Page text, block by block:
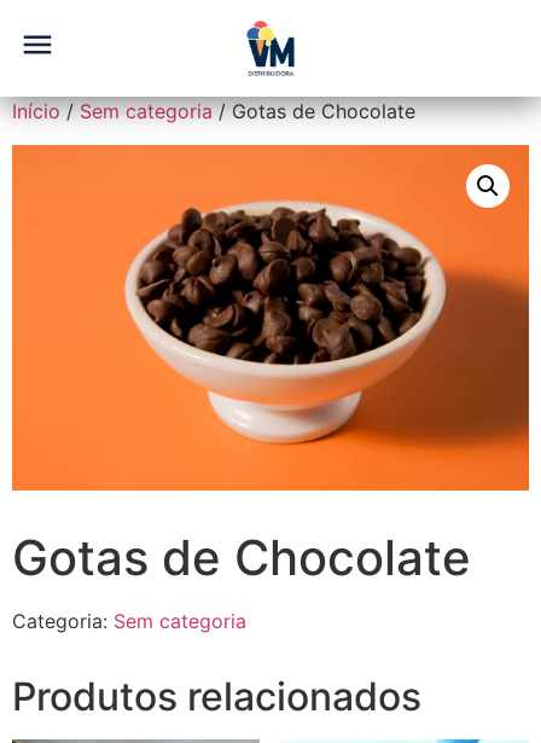
Início/Sem categoria/ Gotas de Chocolate
Gotas de Chocolate
Categoria: Sem categoria
Produtos relacionados